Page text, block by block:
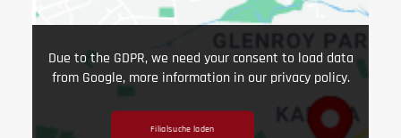
Due to the GDPR, we need your consent to load data
from Google, more information in our privacy policy.
Filialsuche laden